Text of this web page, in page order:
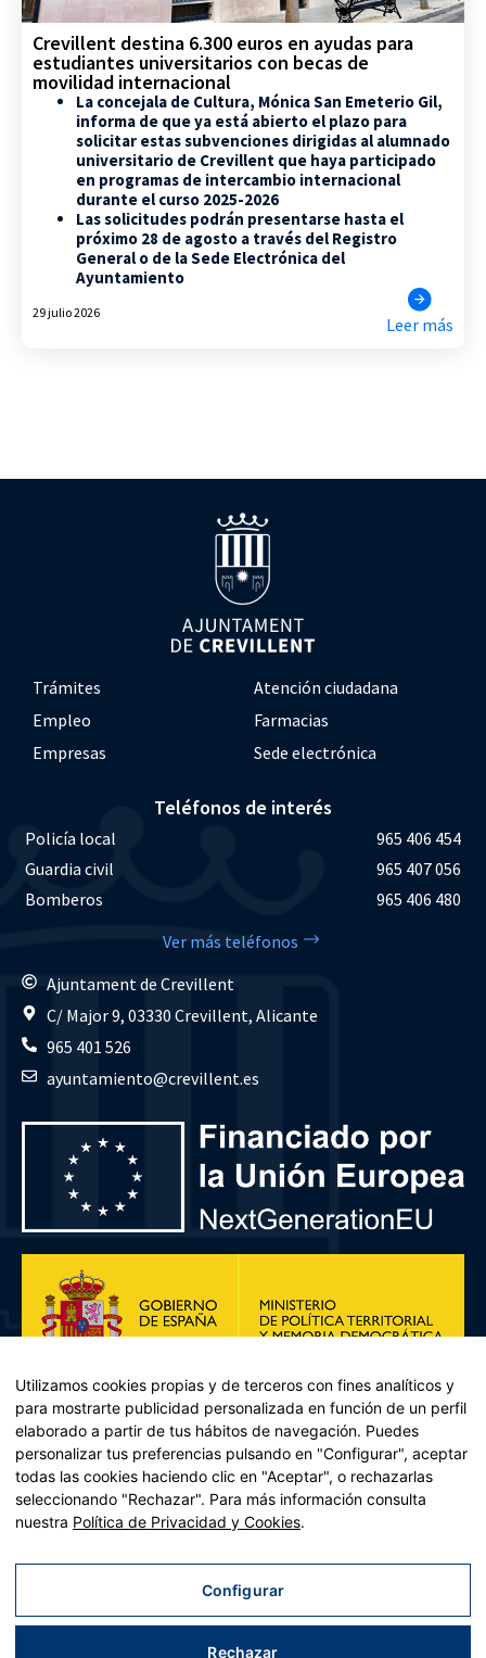
Crevillent destina 6.300 euros en ayudas para
estudiantes universitarios con becas de
movilidad internacional
La concejala de Cultura, Mónica San Emeterio Gil,
informa de que ya está abierto el plazo para
solicitar estas subvenciones dirigidas al alumnado
universitario de Crevillent que haya participado
en programas de intercambio internacional
durante el curso 2025-2026
Las solicitudes podrán presentarse hasta el
próximo 28 de agosto a través del Registro
General o de la Sede Electrónica del
Ayuntamiento
29 julio 2026
Leer más
Trámites
Atención ciudadana
Empleo
Farmacias
Empresas
Sede electrónica
Teléfonos de interés
Policía local
965 406 454
Guardia civil
965 407 056
Bomberos
965 406 480
Ver más teléfonos
Ajuntament de Crevillent
C/ Major 9, 03330 Crevillent, Alicante
965 401 526
ayuntamiento@crevillent.es
Plan de Recuperación, Transformación y Resiliencia – Financiado por
Recuperación y resiliencia, establecido por el Reglamento (UE)
2021/241 del Parlamento Europeo y del Consejo, de 12 de febrero
Utilizamos cookies propias y de terceros con fines analíticos y
para mostrarte publicidad personalizada en función de un perfil
elaborado a partir de tus hábitos de navegación. Puedes
personalizar tus preferencias pulsando en "Configurar", aceptar
todas las cookies haciendo clic en "Aceptar", o rechazarlas
seleccionando "Rechazar". Para más información consulta
nuestra Política de Privacidad y Cookies.
Configurar
Rechazar